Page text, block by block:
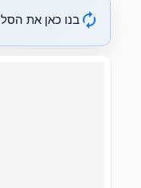
autorenew בנו כאן את הסל